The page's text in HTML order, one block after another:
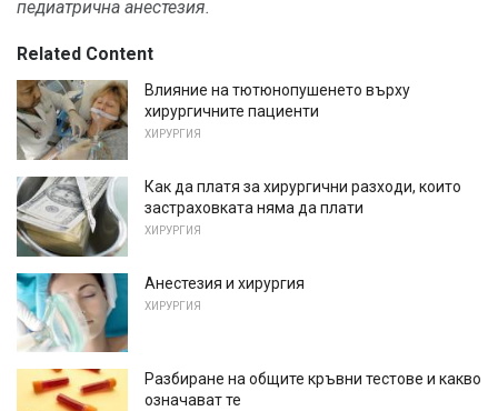
педиатрична анестезия.
Related Content
Влияние на тютюнопушенето върху
хирургичните пациенти
ХИРУРГИЯ
Как да платя за хирургични разходи, които
застраховката няма да плати
ХИРУРГИЯ
Анестезия и хирургия
ХИРУРГИЯ
Разбиране на общите кръвни тестове и какво
означават те